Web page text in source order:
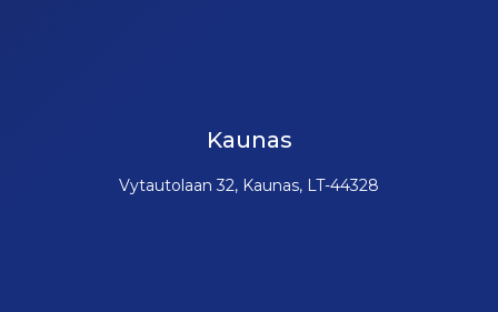
Kaunas
Vytautolaan 32, Kaunas, LT-44328